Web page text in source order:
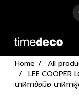
Home All
LEE COOPER
นาฬิกาข้อมือ นาฬิกาผู้